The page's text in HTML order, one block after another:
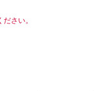
さい。